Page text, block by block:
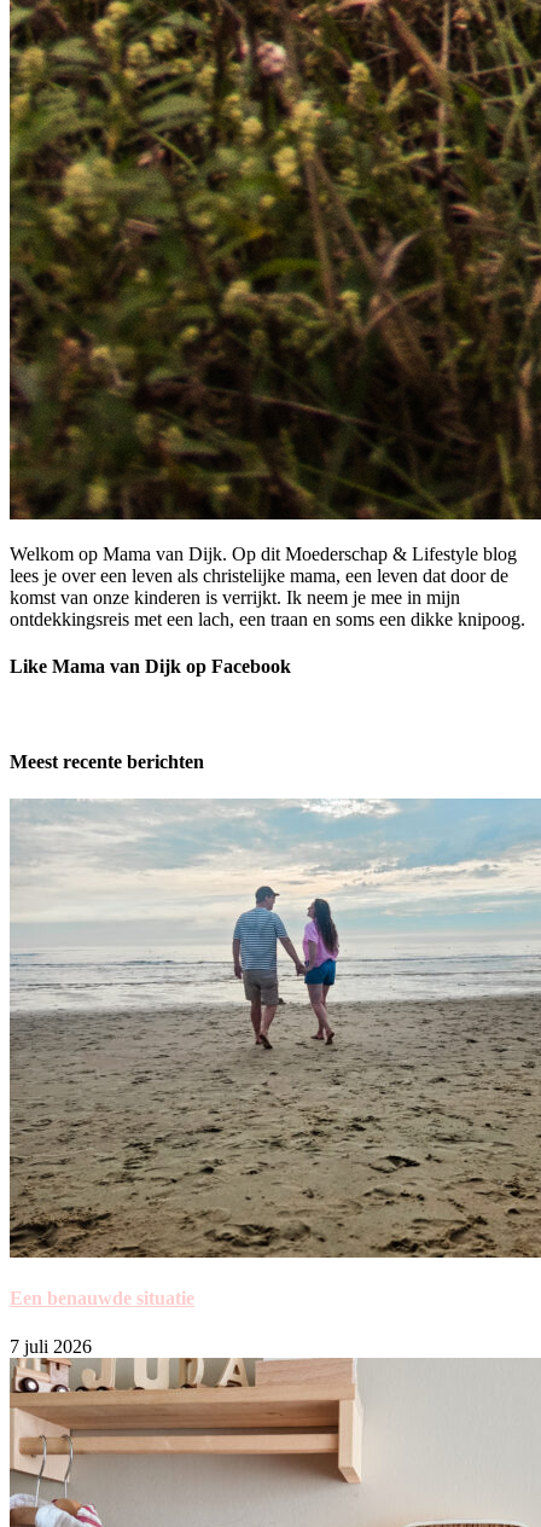
Welkom op Mama van Dijk. Op dit Moederschap & Lifestyle blog
lees je over een leven als christelijke mama, een leven dat door de
komst van onze kinderen is verrijkt. Ik neem je mee in mijn
ontdekkingsreis met een lach, een traan en soms een dikke knipoog.
Like Mama van Dijk op Facebook
Meest recente berichten
Een benauwde situatie
7 juli 2026